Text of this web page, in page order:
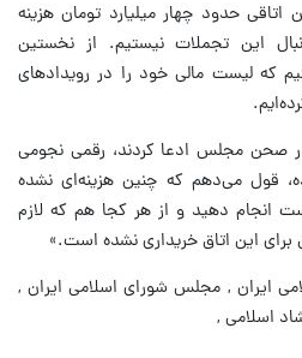
حدود چهار میلیارد تومان هزینه
این تجملات نیستیم. از نخستین
که لیست مالی خود را در رویدادهای
صحن مجلس ادعا کردند، رقمی نجومی
قول می‌دهم که چنین هزینه‌ای نشده
انجام دهید و از هر کجا هم که لازم
این اتاق خریداری نشده است.»